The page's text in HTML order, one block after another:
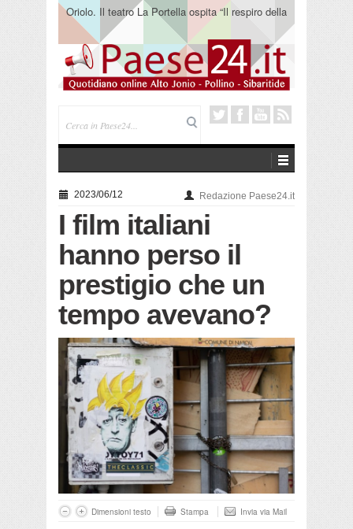
Oriolo. Il teatro La Portella ospita “Il respiro della
terra” del collettivo 365
2023/06/12 Redazione Paese24.it
I film italiani
hanno perso il
prestigio che un
tempo avevano?
Dimensioni testo Stampa Invia via Mail